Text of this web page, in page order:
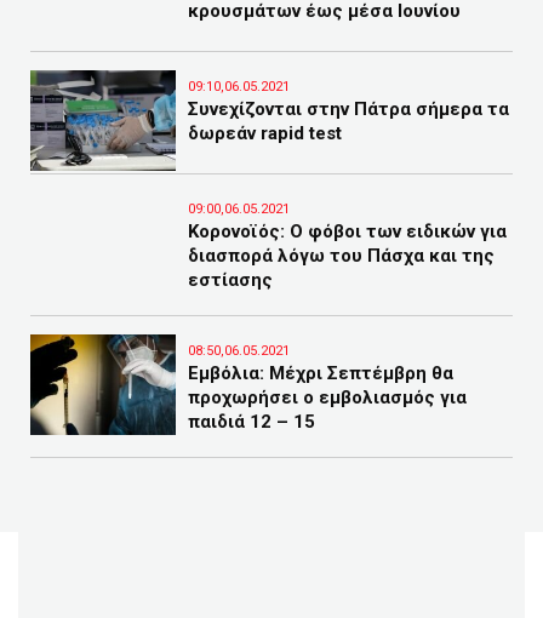
κρουσμάτων έως μέσα Ιουνίου
09:10,06.05.2021
Συνεχίζονται στην Πάτρα σήμερα τα
δωρεάν rapid test
09:00,06.05.2021
Κορονοϊός: Ο φόβοι των ειδικών για
διασπορά λόγω του Πάσχα και της
εστίασης
08:50,06.05.2021
Εμβόλια: Μέχρι Σεπτέμβρη θα
προχωρήσει ο εμβολιασμός για
παιδιά 12 – 15